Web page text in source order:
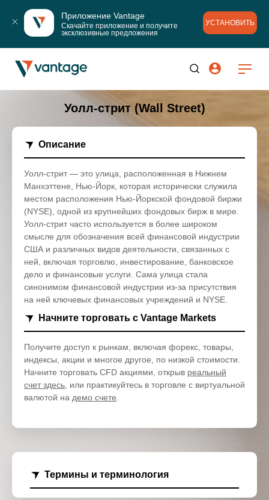
Приложение Vantage
Скачайте приложение и получите
эксклюзивные предложения
УСТАНОВИТЬ
Уолл-стрит (Wall Street)
Описание
Уолл-стрит — это улица, расположенная в Нижнем
Манхэттене, Нью-Йорк, которая исторически служила
местом расположения Нью-Йоркской фондовой биржи
(NYSE), одной из крупнейших фондовых бирж в мире.
Уолл-стрит часто используется в более широком
смысле для обозначения всей финансовой индустрии
США и различных видов деятельности, связанных с
ней, включая торговлю, инвестирование, банковское
дело и финансовые услуги. Сама улица стала
синонимом финансовой индустрии из-за присутствия
на ней ключевых финансовых учреждений и NYSE.
Начните торговать с Vantage Markets
Получите доступ к рынкам, включая форекс, товары,
индексы, акции и многое другое, по низкой стоимости.
Начните торговать CFD акциями, открыв реальный
счет здесь , или практикуйтесь в торговле с виртуальной
валютой на демо счете
Термины и терминология